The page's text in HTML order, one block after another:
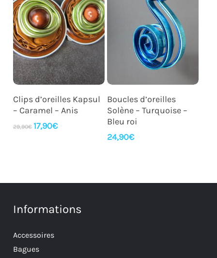
Ajouter Au Panier
Clips d’oreilles Kapsul
– Caramel – Anis
29,90€ Le
17,90€Le
Lire La Suite
Boucles d’oreilles
Solène – Turquoise –
Bleu roi
24,90€
Informations
Accessoires
Bagues